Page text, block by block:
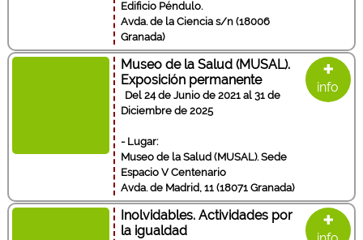
Edificio Péndulo.
Avda. de la Ciencia s/n (18006
Granada)
Museo de la Salud (MUSAL).
Exposición permanente
Del 24 de Junio de 2021 al 31 de
Diciembre de 2025
- Lugar:
Museo de la Salud (MUSAL). Sede
Espacio V Centenario
Avda. de Madrid, 11 (18071 Granada)
+
info
Inolvidables. Actividades por
la igualdad
+